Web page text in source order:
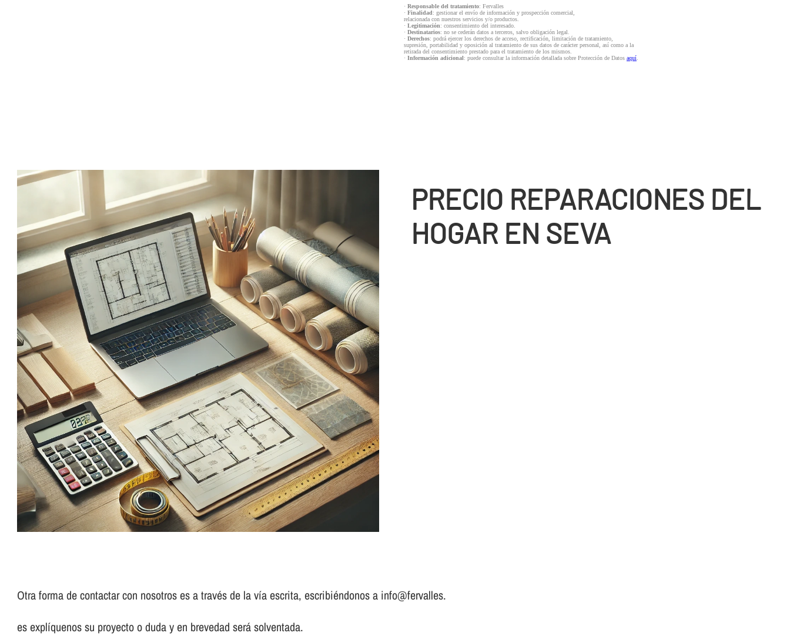
· Responsable del tratamiento: Fervalles
· Finalidad: gestionar el envío de información y prospección comercial,
relacionada con nuestros servicios y/o productos.
· Legitimación: consentimiento del interesado.
· Destinatarios: no se cederán datos a terceros, salvo obligación legal.
· Derechos: podrá ejercer los derechos de acceso, rectificación, limitación de tratamiento,
supresión, portabilidad y oposición al tratamiento de sus datos de carácter personal, así como a la
retirada del consentimiento prestado para el tratamiento de los mismos.
· Información adicional: puede consultar la información detallada sobre Protección de Datos aquí.
PRECIO REPARACIONES DEL
HOGAR EN SEVA
Otra forma de contactar con nosotros es a través de la vía escrita, escribiéndonos a info@fervalles.
es explíquenos su proyecto o duda y en brevedad será solventada.